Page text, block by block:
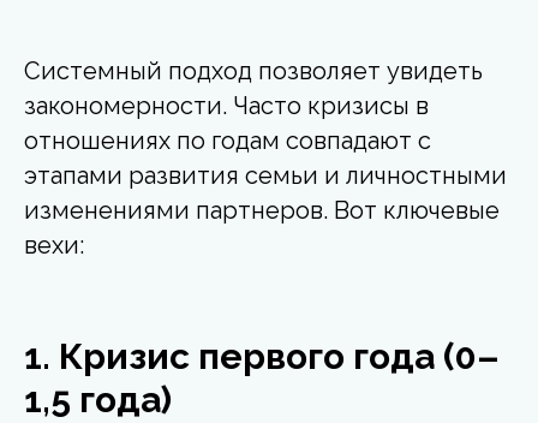
Системный подход позволяет увидеть
закономерности. Часто кризисы в
отношениях по годам совпадают с
этапами развития семьи и личностными
изменениями партнеров. Вот ключевые
вехи:
1. Кризис первого года (0–
1,5 года)